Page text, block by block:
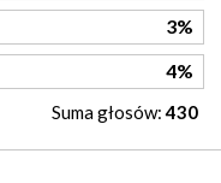
3%
4%
Suma głosów:430